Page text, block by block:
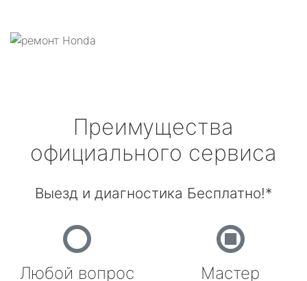
Преимущества
официального сервиса
Выезд и диагностика Бесплатно!*
Любой вопрос
Мастер